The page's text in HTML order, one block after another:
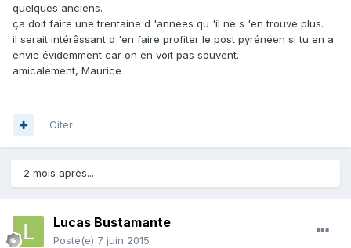
quelques anciens.
ça doit faire une trentaine d 'années qu 'il ne s 'en trouve plus.
il serait intérêssant d 'en faire profiter le post pyrénéen si tu en a
envie évidemment car on en voit pas souvent.
amicalement, Maurice
Citer
2 mois après...
Lucas Bustamante
Posté(e) 7 juin 2015